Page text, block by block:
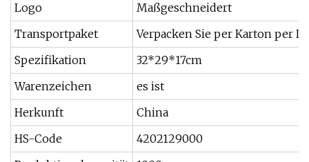
Logo
Maßgeschneidert
Transportpaket
Verpacken Sie per Karton per
Spezifikation
32*29*17cm
Warenzeichen
es ist
Herkunft
China
HS-Code
4202129000